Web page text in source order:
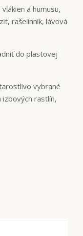
a humusu,
rašelinník, lávová
do plastovej
vybrané
izbových rastlín,